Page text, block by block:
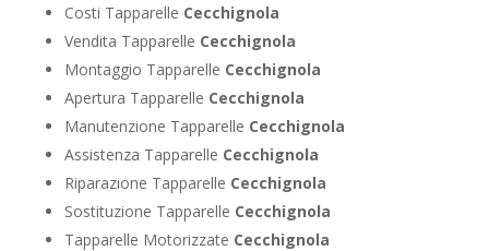
Costi Tapparelle Cecchignola
Vendita Tapparelle Cecchignola
Montaggio Tapparelle Cecchignola
Apertura Tapparelle Cecchignola
Manutenzione Tapparelle Cecchignola
Assistenza Tapparelle Cecchignola
Riparazione Tapparelle Cecchignola
Sostituzione Tapparelle Cecchignola
Tapparelle Motorizzate Cecchignola